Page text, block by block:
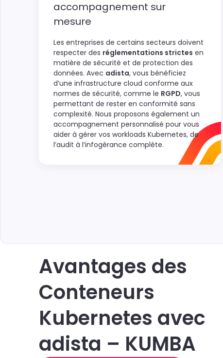
accompagnement sur
mesure
Les entreprises de certains secteurs doivent
respecter des réglementations strictes en
matière de sécurité et de protection des
données. Avec adista, vous bénéficiez
d’une infrastructure cloud conforme aux
normes de sécurité, comme le RGPD, vous
permettant de rester en conformité sans
complexité. Nous proposons également un
accompagnement personnalisé pour vous
aider à gérer vos workloads Kubernetes, de
l’audit à l’infogérance complète.
Avantages des
Conteneurs
Kubernetes avec
adista – KUMBA